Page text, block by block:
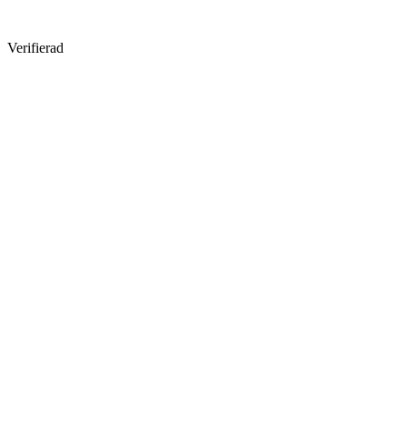
Verifierad